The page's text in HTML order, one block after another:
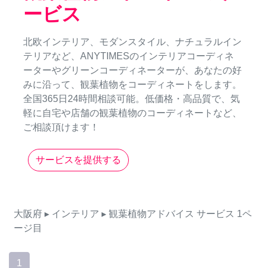
ービス
北欧インテリア、モダンスタイル、ナチュラルイン
テリアなど、ANYTIMESのインテリアコーディネ
ーターやグリーンコーディネーターが、あなたの好
みに沿って、観葉植物をコーディネートをします。
全国365日24時間相談可能。低価格・高品質で、気
軽に自宅や店舗の観葉植物のコーディネートなど、
ご相談頂けます！
サービスを提供する
大阪府 ▸ インテリア ▸ 観葉植物アドバイス サービス 1ペ
ージ目
1